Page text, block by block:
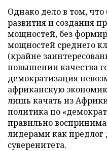
Однако дело в том, что
развития и создания
мощностей, без
мощностей среднего
(крайне
повышении качества
демократизация
африканскую
лишь качать из
политика по
правильно
лидерами как предлог
суверенитета.